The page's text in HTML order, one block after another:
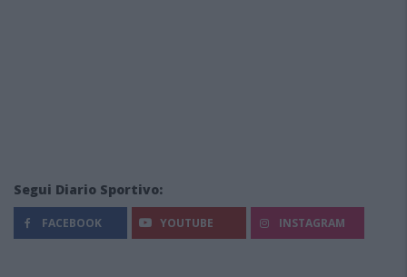
Segui Diario Sportivo:
FACEBOOK YOUTUBE INSTAGRAM